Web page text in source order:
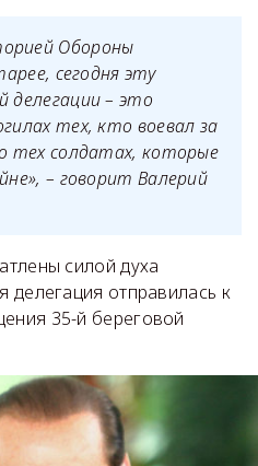
Обороны
сегодня эту
делегации – это
тех, кто воевал за
тех солдатах, которые
– говорит Валерий
силой духа
делегация отправилась к
35-й береговой